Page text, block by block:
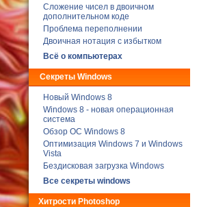
Сложение чисел в двоичном
дополнительном коде
Проблема переполнении
Двоичная нотация с избытком
Всё о компьютерах
Секреты Windows
Новый Windows 8
Windows 8 - новая операционная
система
Обзор ОС Windows 8
Оптимизация Windows 7 и Windows
Vista
Бездисковая загрузка Windows
Все секреты windows
Хитрости Photoshop